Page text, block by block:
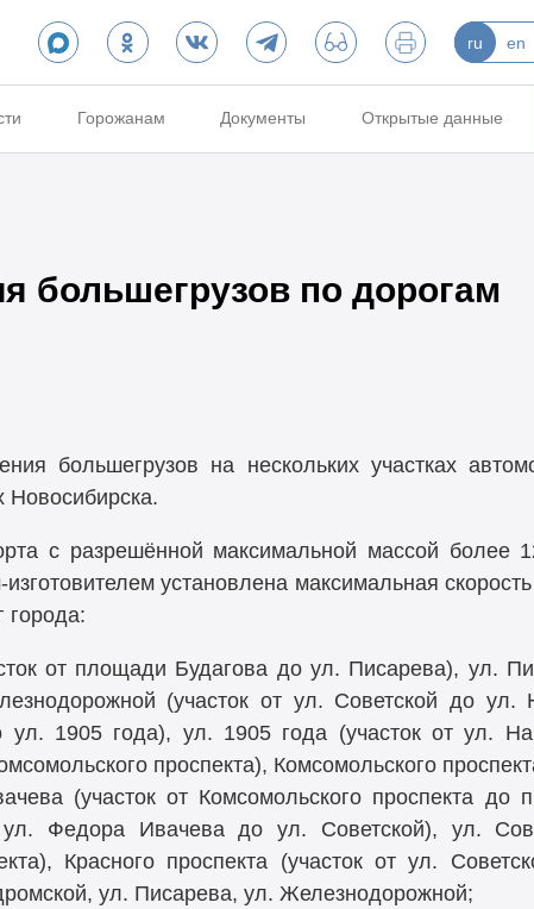
ru en
Горожанам Документы Открытые данные
большегрузов по дорогам
большегрузов на нескольких участках
Новосибирска.
с разрешённой максимальной массой более
установлена максимальная
города:
от площади Будагова до ул. Писарева), ул.
(участок от ул. Советской до ул.
1905 года), ул. 1905 года (участок от ул.
проспекта), Комсомольского
(участок от Комсомольского проспекта до
Федора Ивачева до ул. Советской), ул.
Красного проспекта (участок от ул.
ул. Писарева, ул. Железнодорожной;